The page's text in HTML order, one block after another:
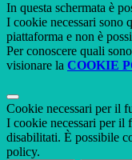
In questa schermata è
I cookie necessari sono
piattaforma e non è
Per conoscere quali
visionare la COOKIE
Cookie necessari per il
I cookie necessari per il
disabilitati. È possibile
policy.